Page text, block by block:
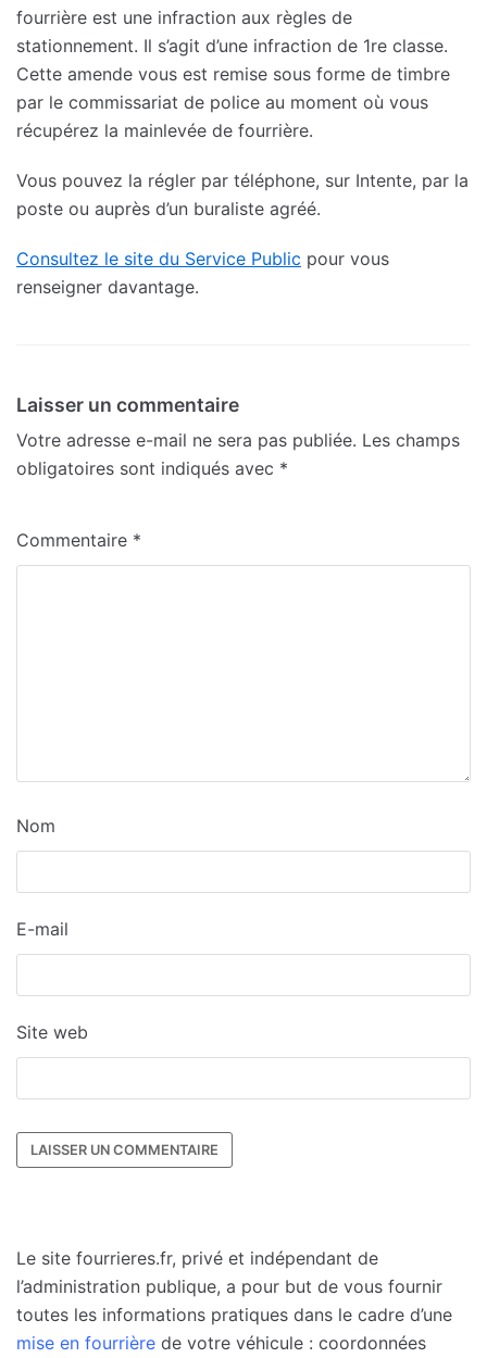
fourrière est une infraction aux règles de
stationnement. Il s’agit d’une infraction de 1re classe.
Cette amende vous est remise sous forme de timbre
par le commissariat de police au moment où vous
récupérez la mainlevée de fourrière.
Vous pouvez la régler par téléphone, sur Intente, par la
poste ou auprès d’un buraliste agréé.
Consultez le site du Service Public pour vous
renseigner davantage.
Laisser un commentaire
Votre adresse e-mail ne sera pas publiée. Les champs
obligatoires sont indiqués avec *
Commentaire *
Nom
E-mail
Site web
Le site fourrieres.fr, privé et indépendant de
l’administration publique, a pour but de vous fournir
toutes les informations pratiques dans le cadre d’une
mise en fourrière de votre véhicule : coordonnées